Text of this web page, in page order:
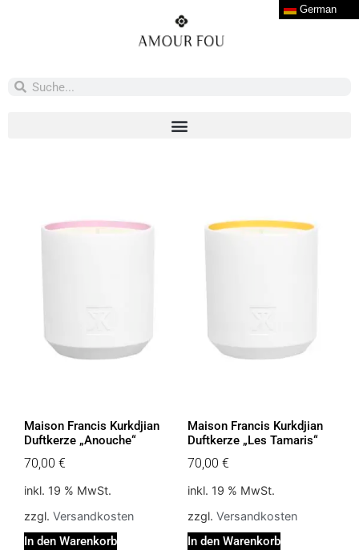
Maison Francis Kurkdjian
Duftkerze „Anouche“
70,00 €
inkl. 19 % MwSt.
zzgl. Versandkosten
In den Warenkorb
Maison Francis Kurkdjian
Duftkerze „Les Tamaris“
70,00 €
inkl. 19 % MwSt.
zzgl. Versandkosten
In den Warenkorb
German